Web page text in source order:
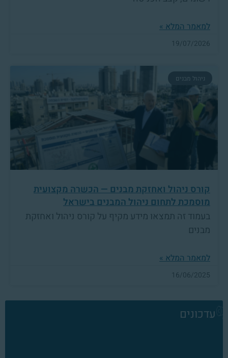
למאמר המלא »
19/07/2026
ניהול מבנים
קורס ניהול ואחזקת מבנים — הכשרה מקצועית
מוסמכת לתחום ניהול המבנים בישראל
בעמוד זה תמצאו מידע מקיף על קורס ניהול ואחזקת
מבנים
למאמר המלא »
16/06/2025
עדכונים